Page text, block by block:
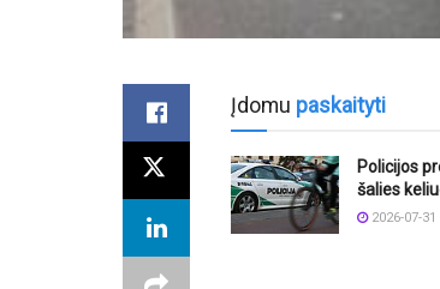
Įdomu paskaityti
Policijos
šalies
2026-07-31